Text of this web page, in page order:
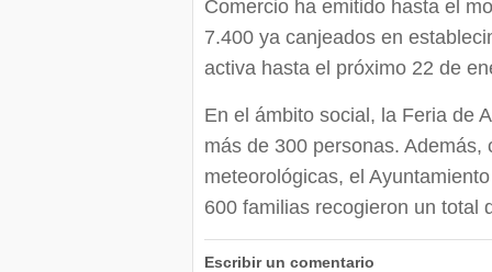
Comercio ha emitido hasta el
7.400 ya canjeados en
activa hasta el próximo 22 de
En el ámbito social, la Feria de
más de 300 personas.
meteorológicas, el
600 familias recogieron un total
Escribir un comentario